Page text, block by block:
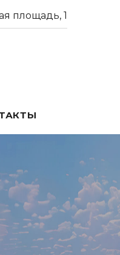
площадь, 1